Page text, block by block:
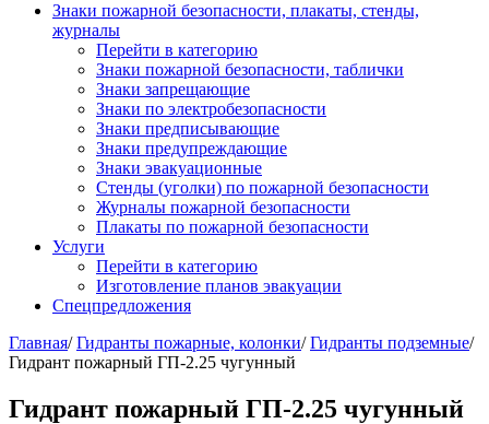
Знаки пожарной безопасности, плакаты, стенды,
журналы
Перейти в категорию
Знаки пожарной безопасности, таблички
Знаки запрещающие
Знаки по электробезопасности
Знаки предписывающие
Знаки предупреждающие
Знаки эвакуационные
Стенды (уголки) по пожарной безопасности
Журналы пожарной безопасности
Плакаты по пожарной безопасности
Услуги
Перейти в категорию
Изготовление планов эвакуации
Спецпредложения
Главная/Гидранты пожарные, колонки/Гидранты подземные/
Гидрант пожарный ГП-2.25 чугунный
Гидрант пожарный ГП-2.25 чугунный